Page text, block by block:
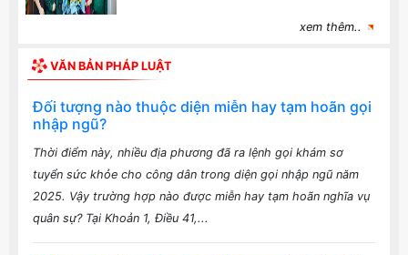
xem thêm..
VĂN BẢN PHÁP LUẬT
Đối tượng nào thuộc diện miễn hay tạm hoãn gọi
nhập ngũ?
Thời điểm này, nhiều địa phương đã ra lệnh gọi khám sơ
tuyển sức khỏe cho công dân trong diện gọi nhập ngũ năm
2025. Vậy trường hợp nào được miễn hay tạm hoãn nghĩa vụ
quân sự? Tại Khoản 1, Điều 41,...